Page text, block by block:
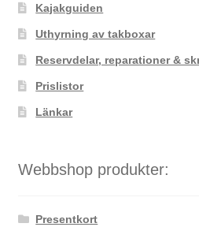
Kajakguiden
Uthyrning av takboxar
Reservdelar, reparationer &
Prislistor
Länkar
Webbshop produkter:
Presentkort